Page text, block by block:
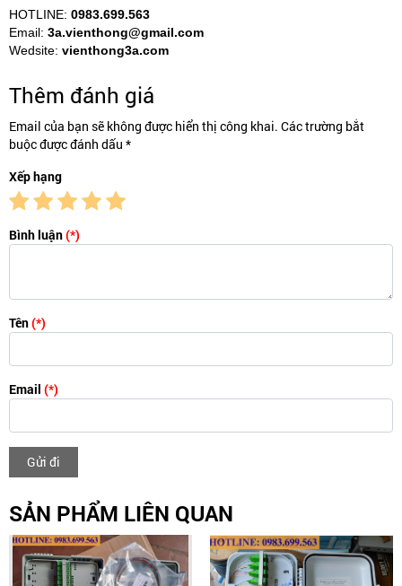
HOTLINE: 0983.699.563
Email: 3a.vienthong@gmail.com
Wedsite: vienthong3a.com
Thêm đánh giá
Email của bạn sẽ không được hiển thị công khai. Các trường bắt
buộc được đánh dấu *
Xếp hạng
Bình luận(*)
Tên(*)
Email (*)
Gửi đi
SẢN PHẨM LIÊN QUAN